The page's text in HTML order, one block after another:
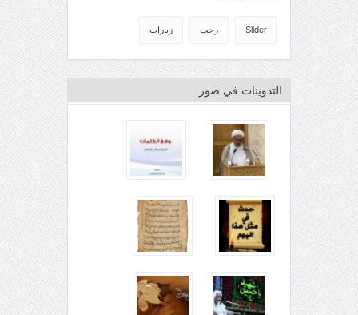
Slider رجب زيارات
التدوينات في صور